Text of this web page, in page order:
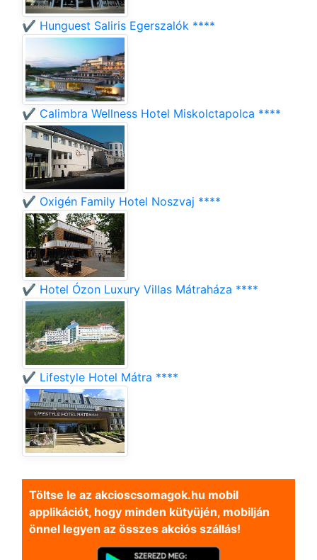
✔️ Hunguest Saliris Egerszalók ****
✔️ Calimbra Wellness Hotel Miskolctapolca ****
✔️ Oxigén Family Hotel Noszvaj ****
✔️ Hotel Ózon Luxury Villas Mátraháza ****
✔️ Lifestyle Hotel Mátra ****
Töltse le az akcioscsomagok.hu mobil
applikációt, hogy minden kütyüjén, mobilján
önnel legyen az összes akciós szállás!